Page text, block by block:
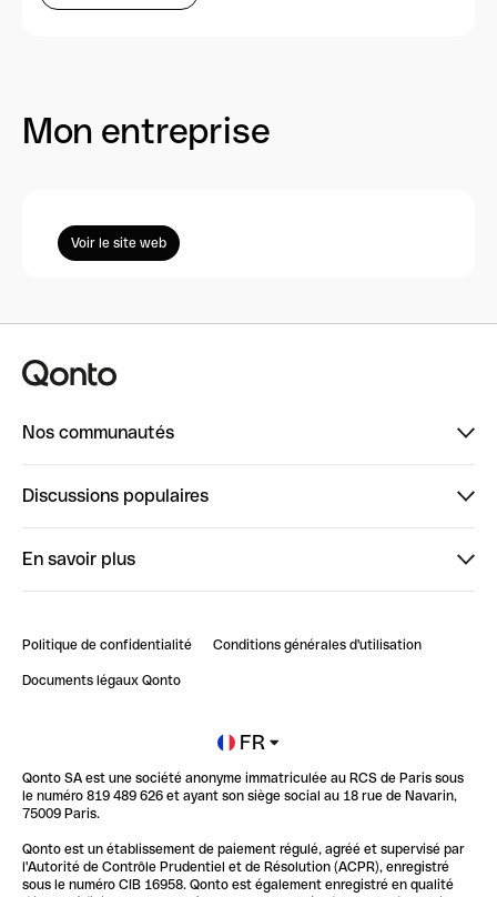
Mon entreprise
Voir le site web
Nos communautés
ClubQonto
Discussions populaires
Impact de l'IA sur les carrières/productivité
En savoir plus
Blog
Newsroom
Glossaire finance
Politique de confidentialité Conditions générales d'utilisation
Documents légaux Qonto
FR
Qonto SA est une société anonyme immatriculée au RCS de Paris sous
le numéro 819 489 626 et ayant son siège social au 18 rue de Navarin,
75009 Paris.
Qonto est un établissement de paiement régulé, agréé et supervisé par
l'Autorité de Contrôle Prudentiel et de Résolution (ACPR), enregistré
sous le numéro CIB 16958. Qonto est également enregistré en qualité